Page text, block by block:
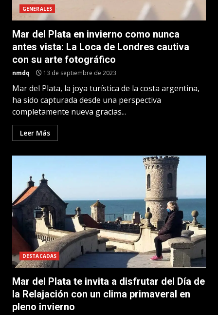
GENERALES
Mar del Plata en invierno como nunca
antes vista: La Loca de Londres cautiva
con su arte fotográfico
nmdq 13 de septiembre de 2023
Mar del Plata, la joya turística de la costa argentina,
ha sido capturada desde una perspectiva
completamente nueva gracias...
Leer Más
DESTACADAS
Mar del Plata te invita a disfrutar del Día de
la Relajación con un clima primaveral en
pleno invierno